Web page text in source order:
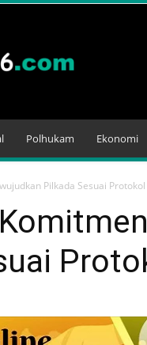
Polhukam Ekonomi
Pilkada Sesuai